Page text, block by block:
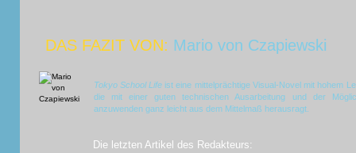
DAS FAZIT VON: Mario von Czapiewski
Tokyo School Lifeist eine mittelprächtige Visual-Novel mit hohem
die mit einer guten technischen Ausarbeitung und der
anzuwenden ganz leicht aus dem Mittelmaß herausragt.
Die letzten Artikel des Redakteurs: